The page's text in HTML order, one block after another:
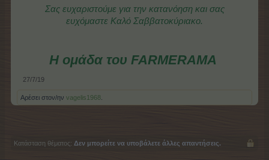
Σας ευχαριστούμε για την κατανόηση και σας
ευχόμαστε Καλό Σαββατοκύριακο.
Η ομάδα του FARMERAMA
27/7/19
Αρέσει στον/ην vagelis1968
Κατάσταση θέματος: Δεν μπορείτε να υποβάλετε άλλες απαντήσεις.